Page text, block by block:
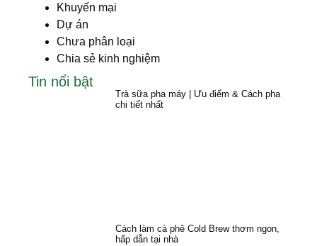
Khuyến mại
Dự án
Chưa phân loại
Chia sẻ kinh nghiệm
Tin nổi bật
Trà sữa pha máy | Ưu điểm & Cách pha
chi tiết nhất
Cách làm cà phê Cold Brew thơm ngon,
hấp dẫn tại nhà